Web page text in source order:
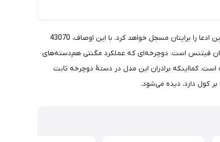
دوچرخه ثابت خانگی تایتان فیتنس مدل 43070 ساده‌ترین و ارزان‌ترین مدل از دوچرخه‌های ثابت این برند چینی است. یک نظر دیدن این مدل نیز این ادعا را برایتان مسجل خواهد کرد. با این اوصاف، 43070
کیلوگرم تحمل وزن این مدل از دوچرخه ثابت تایتان فیتنس است. دوچرخه‌ای که عملکرد مگنتی هم‌دسته‌های
روی عدد 8 متوقف شود. البته 8 درجه مقاومتی هرگز عدد بدی نبوده است. کمااینکه برادران این مدل در دستۀ دوچرخه ثابت
کول دارد، دیده می‌شود.